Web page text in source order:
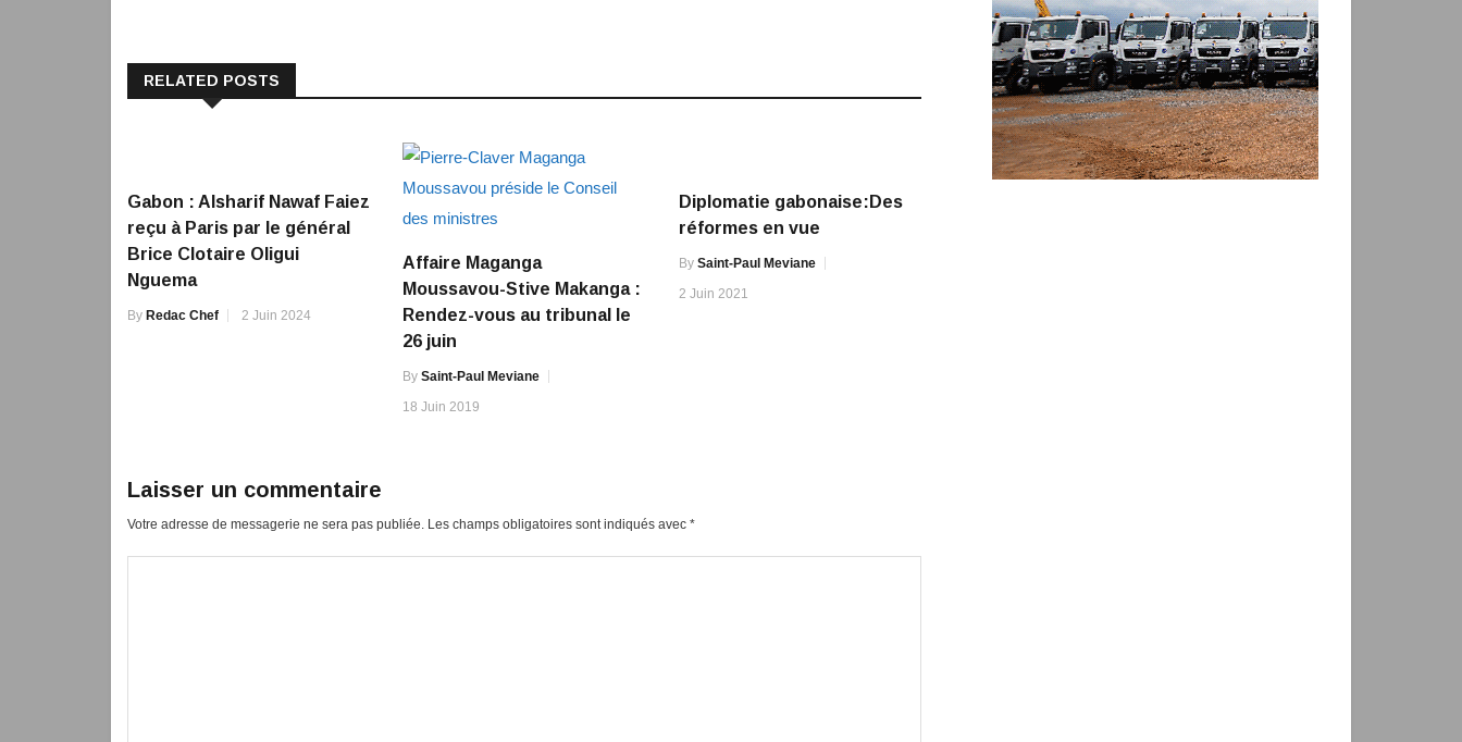
RELATED POSTS
Gabon : Alsharif Nawaf Faiez
reçu à Paris par le général
Brice Clotaire Oligui
Nguema
By Redac Chef 2 Juin 2024
Affaire Maganga
Moussavou-Stive Makanga :
Rendez-vous au tribunal le
26 juin
BySaint-Paul Meviane
18 Juin 2019
Diplomatie gabonaise:Des
réformes en vue
By Saint-Paul Meviane
2 Juin 2021
Laisser un commentaire
Votre adresse de messagerie ne sera pas publiée. Les champs obligatoires sont indiqués avec *